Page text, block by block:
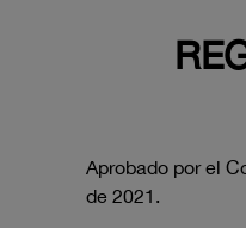
Aprobado por el
de 2021.